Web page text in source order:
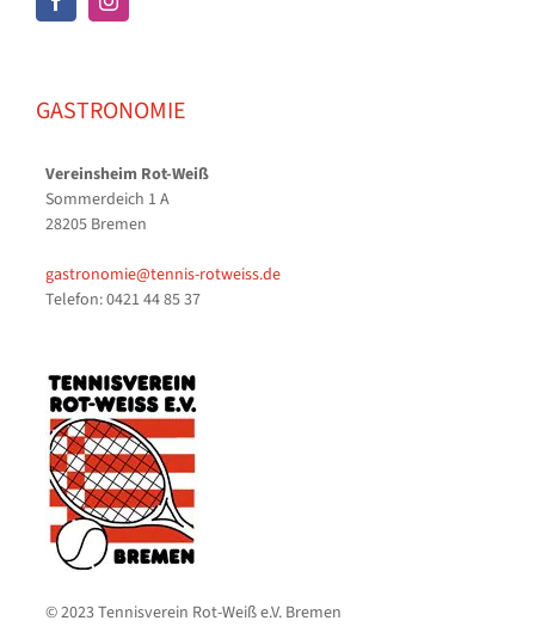
GASTRONOMIE
Vereinsheim Rot-Weiß
Sommerdeich 1 A
28205 Bremen
gastronomie@tennis-rotweiss.de
Telefon: 0421 44 85 37
© 2023 Tennisverein Rot-Weiß e.V. Bremen